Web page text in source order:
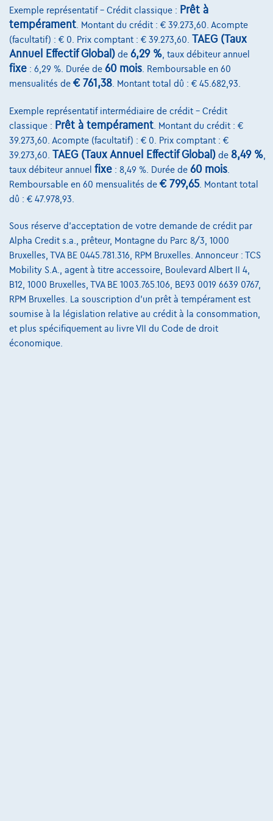
Comparer
Voir le véhicule
BMW Serie 2
223 i x Drive M sport Harman/Kardon panodak dig.airco alu19
01/2023
32.184 km Essence
Automatique
160 kW ( 218 CV )
€31.900
Exemple représentatif – Crédit classique : Prêt à
tempérament . Montant du crédit : € 39.273,60. Acompte
(facultatif) : € 0. Prix comptant : € 39.273,60. TAEG (Taux
Annuel Effectif Global) de 6,29 % , taux débiteur annuel
fixe : 6,29 %. Durée de 60 mois . Remboursable en 60
mensualités de € 761,38 . Montant total dû : € 45.682,93.
Exemple représentatif intermédiaire de crédit – Crédit
classique : Prêt à tempérament . Montant du crédit : €
39.273,60. Acompte (facultatif) : € 0. Prix comptant : €
39.273,60. TAEG (Taux Annuel Effectif Global) de 8,49 %
taux débiteur annuel fixe : 8,49 %. Durée de 60 mois
Remboursable en 60 mensualités de € 799,65. Montant total
dû : € 47.978,93.
Sous réserve d'acceptation de votre demande de crédit par
Alpha Credit s.a., prêteur, Montagne du Parc 8/3, 1000
Bruxelles, TVA BE 0445.781.316, RPM Bruxelles. Annonceur : TCS
Mobility S.A., agent à titre accessoire, Boulevard Albert II 4,
B12, 1000 Bruxelles, TVA BE 1003.765.106, BE93 0019 6639 0767,
RPM Bruxelles. La souscription d'un prêt à tempérament est
soumise à la législation relative au crédit à la consommation,
et plus spécifiquement au livre VII du Code de droit
économique.